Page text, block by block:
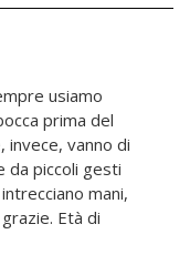
usiamo
prima del
invece, vanno di
da piccoli gesti
mani,
Età di